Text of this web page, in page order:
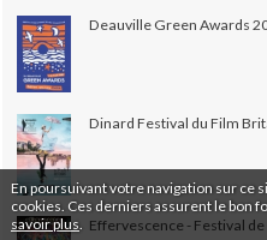
En poursuivant votre navigation sur ce
cookies. Ces derniers assurent le bon
savoir plus
Deauville Green Awards
Dinard Festival du Film
Effervescence - Festival